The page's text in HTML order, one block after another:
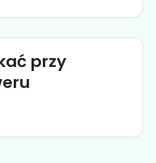
przy